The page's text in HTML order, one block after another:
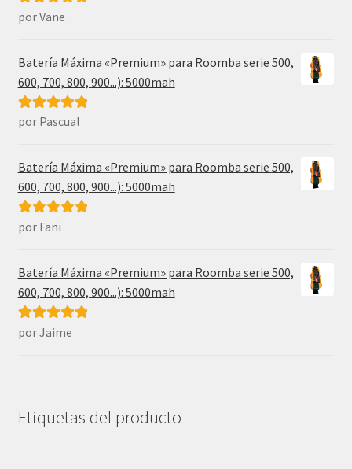
Valorado con
por Vane
Batería Máxima «Premium» para Roomba serie 500,
600, 700, 800, 900...): 5000mah
Valorado con
por Pascual
Batería Máxima «Premium» para Roomba serie 500,
600, 700, 800, 900...): 5000mah
Valorado con
por Fani
Batería Máxima «Premium» para Roomba serie 500,
600, 700, 800, 900...): 5000mah
Valorado con
por Jaime
Etiquetas del producto